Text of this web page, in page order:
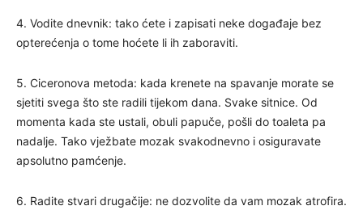
4. Vodite dnevnik: tako ćete i zapisati neke događaje bez
opterećenja o tome hoćete li ih zaboraviti.
5. Ciceronova metoda: kada krenete na spavanje morate se
sjetiti svega što ste radili tijekom dana. Svake sitnice. Od
momenta kada ste ustali, obuli papuče, pošli do toaleta pa
nadalje. Tako vježbate mozak svakodnevno i osiguravate
apsolutno pamćenje.
6. Radite stvari drugačije: ne dozvolite da vam mozak atrofira.